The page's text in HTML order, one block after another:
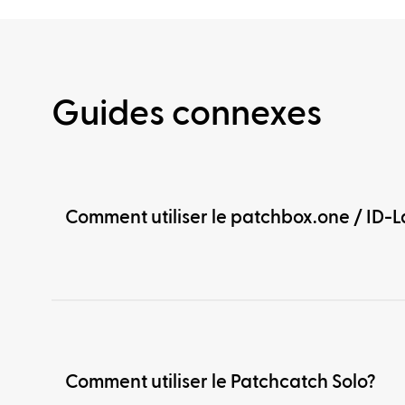
Guides connexes
Comment utiliser le patchbox.one / ID-
Comment utiliser le Patchcatch Solo?